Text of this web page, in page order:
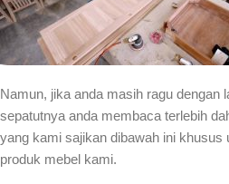
Namun, jika anda masih ragu dengan
sepatutnya anda membaca terlebih
yang kami sajikan dibawah ini khusus
produk mebel kami.